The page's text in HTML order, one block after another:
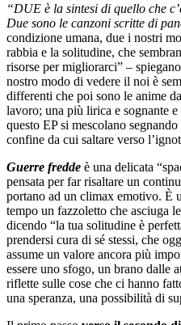
“DUE è la sintesi di quello che
Due sono le canzoni scritte di
condizione umana, due i nostri
rabbia e la solitudine, che
risorse per migliorarci” –
nostro modo di vedere il noi è
differenti che poi sono le anime
lavoro; una più lirica e sognante
questo EP si mescolano
confine da cui saltare verso
Guerre fredde è una delicata
pensata per far risaltare un
portano ad un climax emotivo. È
tempo un fazzoletto che asciuga
dicendo “la tua solitudine è
prendersi cura di sé stessi, che
assume un valore ancora più
essere uno sfogo, un brano dalle
riflette sulle cose che ci hanno
una speranza, una possibilità di